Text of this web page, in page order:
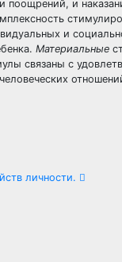
и
и
Материальные
связаны с
личности.